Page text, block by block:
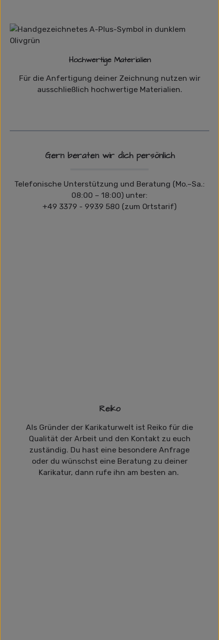
Hochwertige Materialien
Für die Anfertigung deiner Zeichnung nutzen wir
ausschließlich hochwertige Materialien.
Gern beraten wir dich persönlich
Telefonische Unterstützung und Beratung (Mo.–Sa.:
08:00 – 18:00) unter:
+49 3379 - 9939 580 (zum Ortstarif)
Reiko
Als Gründer der Karikaturwelt ist Reiko für die
Qualität der Arbeit und den Kontakt zu euch
zuständig. Du hast eine besondere Anfrage
oder du wünschst eine Beratung zu deiner
Karikatur, dann rufe ihn am besten an.